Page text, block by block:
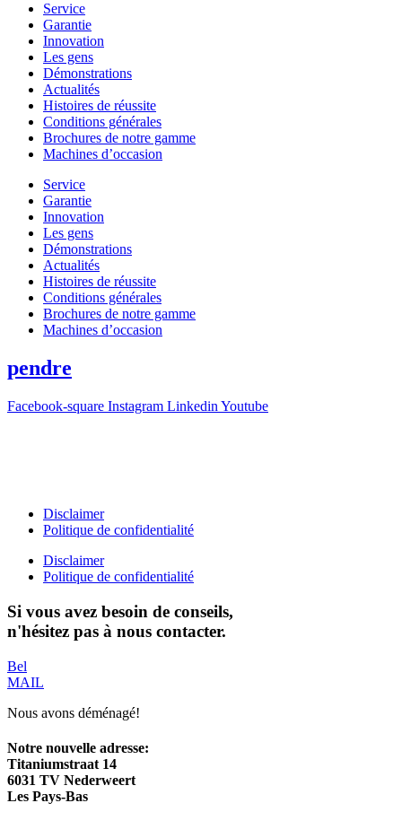
Service
Garantie
Innovation
Les gens
Démonstrations
Actualités
Histoires de réussite
Conditions générales
Brochures de notre gamme
Machines d’occasion
Service
Garantie
Innovation
Les gens
Démonstrations
Actualités
Histoires de réussite
Conditions générales
Brochures de notre gamme
Machines d’occasion
pendre
Facebook-square Instagram Linkedin Youtube
Disclaimer
Politique de confidentialité
Disclaimer
Politique de confidentialité
Si vous avez besoin de conseils,
n'hésitez pas à nous contacter.
Bel
MAIL
Nous avons déménagé!
Notre nouvelle adresse:
Titaniumstraat 14
6031 TV Nederweert
Les Pays-Bas